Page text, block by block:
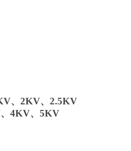
、2KV、2.5KV
4KV、5KV